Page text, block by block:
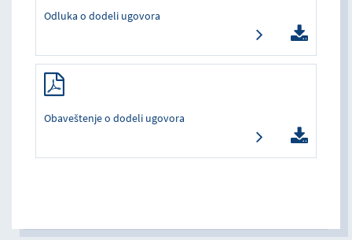
Odluka o dodeli ugovora
Obaveštenje o dodeli ugovora